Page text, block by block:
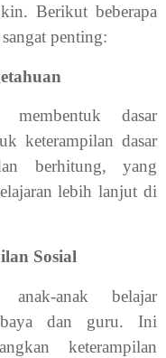
Berikut beberapa
penting:
membentuk dasar
keterampilan dasar
berhitung, yang
lebih lanjut di
Sosial
anak belajar
dan guru. Ini
keterampilan